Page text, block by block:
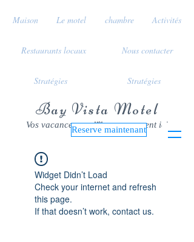
Bay Vista Motel
Vos vacances sur l'île commencent ici
Reserve maintenant
Maison Le motel chambre Activités
Restaurants locaux Nous contacter
Stratégies Stratégies
Widget Didn’t Load
Check your internet and refresh
this page.
If that doesn’t work, contact us.